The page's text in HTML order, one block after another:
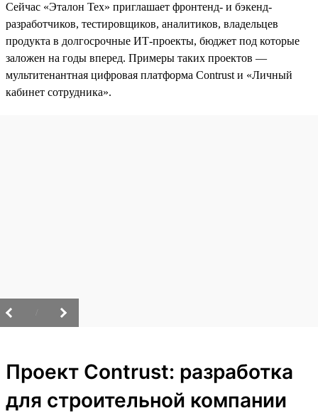
Сейчас «Эталон Тех» приглашает фронтенд- и бэкенд-
разработчиков, тестировщиков, аналитиков, владельцев
продукта в долгосрочные ИТ-проекты, бюджет под которые
заложен на годы вперед. Примеры таких проектов —
мультитенантная цифровая платформа Contrust и «Личный
кабинет сотрудника».
Проект Contrust: разработка
для строительной компании